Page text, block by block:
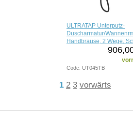
ULTRATAP Unterputz-
Duscharmatur/
Handbrause, 2 Wege,
Code: UT045TB
1 2 3 vorwärts